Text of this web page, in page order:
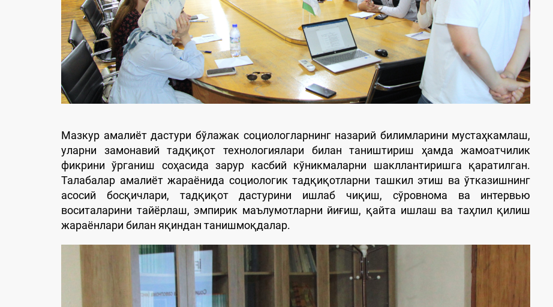
Мазкур амалиёт дастури бўлажак социологларнинг назарий билимларини мустаҳкамлаш,
уларни замонавий тадқиқот технологиялари билан таништириш ҳамда жамоатчилик
фикрини ўрганиш соҳасида зарур касбий кўникмаларни шакллантиришга қаратилган.
Талабалар амалиёт жараёнида социологик тадқиқотларни ташкил этиш ва ўтказишнинг
асосий босқичлари, тадқиқот дастурини ишлаб чиқиш, сўровнома ва интервью
воситаларини тайёрлаш, эмпирик маълумотларни йиғиш, қайта ишлаш ва таҳлил қилиш
жараёнлари билан яқиндан танишмоқдалар.